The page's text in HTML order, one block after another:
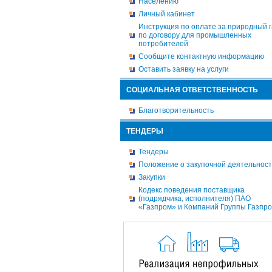
Личный кабинет
Инструкция по оплате за природный
по договору для промышленных
потребителей
Сообщите контактную информацию
Оставить заявку на услуги
СОЦИАЛЬНАЯ ОТВЕТСТВЕННОСТЬ
Благотворительность
ТЕНДЕРЫ
Тендеры
Положение о закупочной
Закупки
Кодекс поведения поставщика
(подрядчика, исполнителя) ПАО
«Газпром» и Компаний Группы